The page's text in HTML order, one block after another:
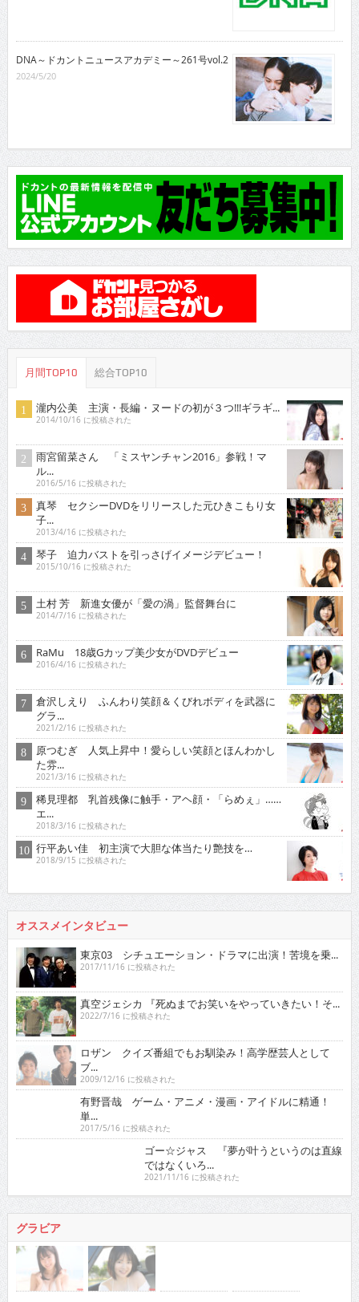
DNA～ドカントニュースアカデミー～261号vol.2
2024/5/20
月間TOP10 総合TOP10
瀧内公美 主演・長編・ヌードの初が３つ!!!ギラギ...
2014/10/16 に投稿された
雨宮留菜さん 「ミスヤンチャン2016」参戦！マ
ル...
2016/5/16 に投稿された
真琴 セクシーDVDをリリースした元ひきこもり女
子...
2013/4/16 に投稿された
琴子 迫力バストを引っさげイメージデビュー！
2015/10/16 に投稿された
土村 芳 新進女優が「愛の渦」監督舞台に
2014/7/16 に投稿された
RaMu 18歳Gカップ美少女がDVDデビュー
2016/4/16 に投稿された
倉沢しえり ふんわり笑顔＆くびれボディを武器に
グラ...
2021/2/16 に投稿された
原つむぎ 人気上昇中！愛らしい笑顔とほんわかし
た雰...
2021/3/16 に投稿された
稀見理都 乳首残像に触手・アヘ顔・「らめぇ」……
エ...
2018/3/16 に投稿された
行平あい佳 初主演で大胆な体当たり艶技を…
2018/9/15 に投稿された
オススメインタビュー
東京03 シチュエーション・ドラマに出演！苦境を乗...
2017/11/16 に投稿された
真空ジェシカ 『死ぬまでお笑いをやっていきたい！そ...
2022/7/16 に投稿された
ロザン クイズ番組でもお馴染み！高学歴芸人として
ブ...
2009/12/16 に投稿された
有野晋哉 ゲーム・アニメ・漫画・アイドルに精通！
単...
2017/5/16 に投稿された
ゴー☆ジャス 『夢が叶うというのは直線ではなくい
2021/11/16 に投稿された
グラビア